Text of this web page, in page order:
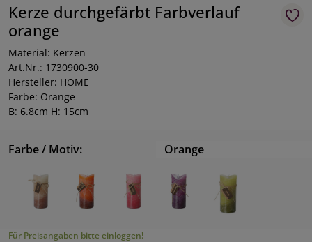
Kerze durchgefärbt Farbverlauf
orange
Material: Kerzen
Art.Nr.: 1730900-30
Hersteller: HOME
Farbe: Orange
B: 6.8cm H: 15cm
Farbe / Motiv: Orange
Für Preisangaben bitte einloggen!